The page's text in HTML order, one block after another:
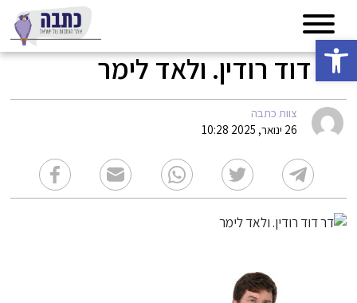
פתח סרגל נגישות
דר דוד רודין. ולאד לימר
צוות כתבה
26 ינואר, 2025 10:28